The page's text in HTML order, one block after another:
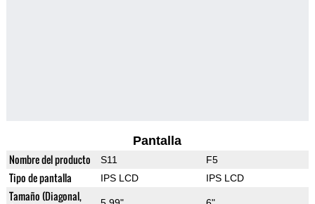
Pantalla
Nombre del producto S11 F5
Tipo de pantalla IPS LCD IPS LCD
Tamaño (Diagonal,